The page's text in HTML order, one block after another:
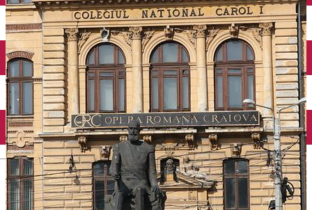
English
Închirieri auto
Închirieri biciclete
Taxi
Încărcare vehicule electrice